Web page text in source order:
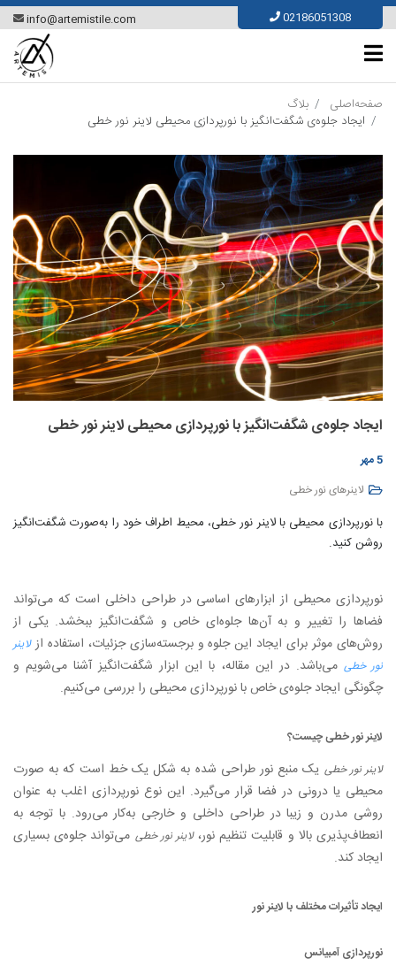
Skip
to
content
info@artemistile.com 02186051308
صفحه‌اصلی
بلاگ
ایجاد جلوه‌ی شگفت‌انگیز با نورپردازی محیطی لاینر نور خطی
ایجاد جلوه‌ی شگفت‌انگیز با نورپردازی محیطی لاینر نور خطی
5 مهر
لاینرهای نور خطی
با نورپردازی محیطی با لاینر نور خطی، محیط اطراف خود را به‌صورت شگفت‌انگیز
روشن کنید.
نورپردازی محیطی از ابزارهای اساسی در طراحی داخلی است که می‌تواند
فضاها را تغییر و به آن‌ها جلوه‌ای خاص و شگفت‌انگیز ببخشد. یکی از
روش‌های موثر برای ایجاد این جلوه و برجسته‌سازی جزئیات، استفاده ازلاینر
نور خطی می‌باشد. در این مقاله، با این ابزار شگفت‌انگیز آشنا می‌شویم و
چگونگی ایجاد جلوه‌ی خاص با نورپردازی محیطی را بررسی می‌کنیم.
لاینر نور خطی چیست؟
لاینر نور خطی یک منبع نور طراحی شده به شکل یک خط است که به صورت
محیطی یا درونی در فضا قرار می‌گیرد. این نوع نورپردازی اغلب به عنوان
روشی مدرن و زیبا در طراحی داخلی و خارجی به‌کار می‌رود. با توجه به
انعطاف‌پذیری بالا و قابلیت تنظیم نور،لاینر نور خطی می‌تواند جلوه‌ی بسیاری
ایجاد کند.
ایجاد تأثیرات مختلف با لاینر نور
نورپردازی آمبیانس